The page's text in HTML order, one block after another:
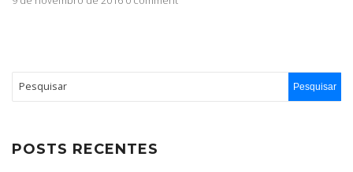
POSTS RECENTES